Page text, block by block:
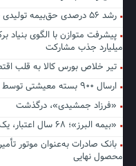
رشد ۵۶ درصدی حق‌بیمه تولیدی بیمه نوین در بهار ۱۴۰۵
میلیارد جذب مشارکت
تیر خلاص بورس کالا به قلب
ارسال ۹۰۰ بسته معیشتی توسط بانک اقتصادنوین به مناطق کم‌برخوردار
«فرزاد جمشیدی»، درگذشت
«بیمه البرز»؛ ۶۸ سال اعتبار، یک سال جهش، چهار ماه تثبیت
بانک صادرات به‌عنوان موتور
محصول نهایی